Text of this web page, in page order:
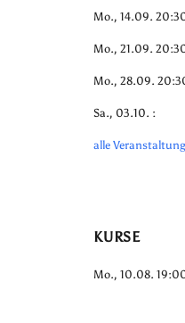
Mo., 14.09.
Mo., 21.09.
Mo., 28.09.
Sa., 03.10. :
alle
KURSE
Mo., 10.08.